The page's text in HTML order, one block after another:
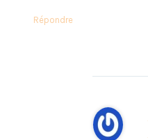
Répondre